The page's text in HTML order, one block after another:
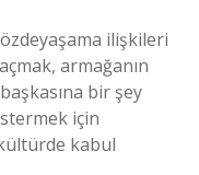
ilişkileri
armağanın
bir şey
için
kabul